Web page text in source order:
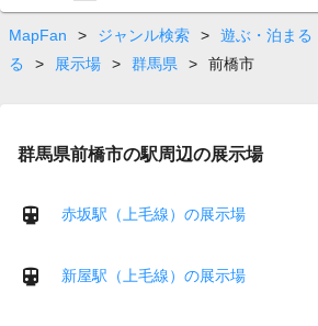
on
page
MapFan > ジャンル検索 > 遊ぶ・泊まる
る
> 展示場 > 群馬県 > 前橋市
群馬県前橋市の駅周辺の展示場
赤坂駅（上毛線）の展示場
新屋駅（上毛線）の展示場